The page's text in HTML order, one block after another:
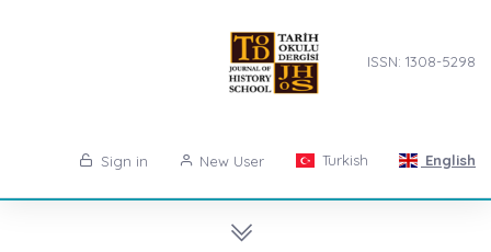
ISSN: 1308-5298
Sign in New User Turkish English